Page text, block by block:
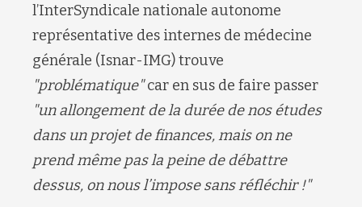
l’InterSyndicale nationale autonome
représentative des internes de médecine
générale (Isnar-IMG) trouve
"problématique"car en sus de faire passer
"un allongement de la durée de nos études
dans un projet de finances, mais on ne
prend même pas la peine de débattre
dessus, on nous l’impose sans réfléchir !"